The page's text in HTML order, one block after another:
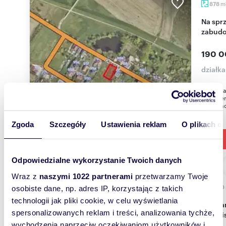
Zgoda Szczegóły Ustawienia reklam O plikach
Odpowiedzialne wykorzystanie Twoich danych
Wraz z naszymi 1022 partnerami przetwarzamy Twoje
osobiste dane, np. adres IP, korzystając z takich
technologii jak pliki cookie, w celu wyświetlania
spersonalizowanych reklam i treści, analizowania tychże,
878 m
Na sprzedaż działka 878 m² z koncepcją
190
o
5600